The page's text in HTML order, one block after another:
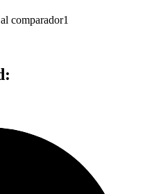
comparador1